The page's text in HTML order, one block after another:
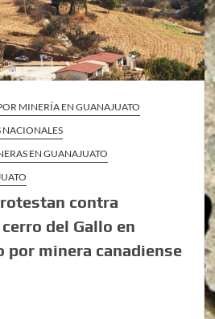
MINERÍA EN GUANAJUATO
NACIONALES
EN GUANAJUATO
contra
del Gallo en
por minera canadiense